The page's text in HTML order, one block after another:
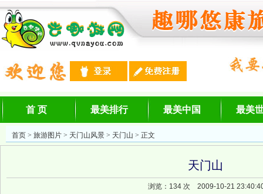
首 页 最美排行 最美中国 最美
首页 > 旅游图片 > 天门山风景 > 天门山 > 正文
天门山
浏览： 134 次 2009-10-21